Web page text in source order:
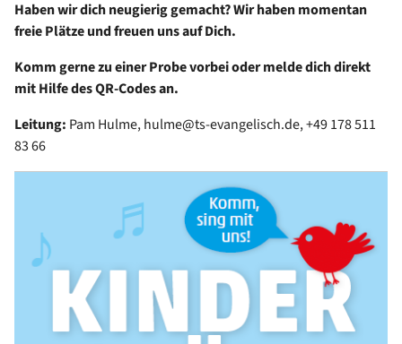
Haben wir dich neugierig gemacht? Wir haben momentan
freie Plätze und freuen uns auf Dich.
Komm gerne zu einer Probe vorbei oder melde dich direkt
mit Hilfe des QR-Codes an.
Leitung: Pam Hulme, hulme@ts-evangelisch.de, +49 178 511
83 66